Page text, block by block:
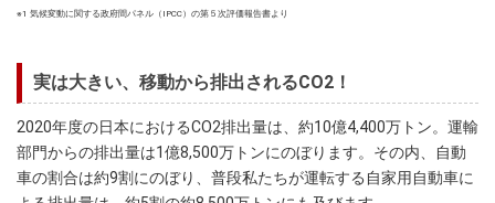
※1 気候変動に関する政府間パネル（IPCC）の第５次評価報告書より
実は大きい、移動から排出されるCO2！
2020年度の日本におけるCO2排出量は、約10億4,400万トン。運輸
部門からの排出量は1億8,500万トンにのぼります。その内、自動
車の割合は約9割にのぼり、普段私たちが運転する自家用自動車に